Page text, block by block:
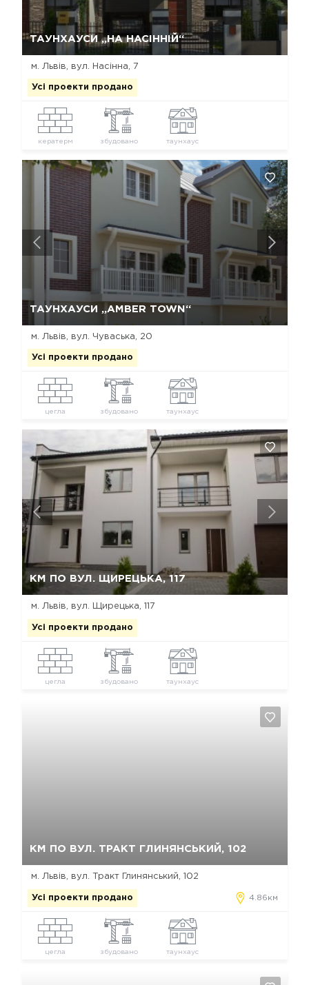
ТАУНХАУСИ „НА НАСІННІЙ“
м. Львів, вул. Насінна, 7
Усі проекти продано
кератерм збудовано таунхаус
Так, видалити Відміна
ТАУНХАУСИ „AMBER TOWN“
м. Львів, вул. Чуваська, 20
Усі проекти продано
цегла збудовано таунхаус
Відміна
КМ ПО ВУЛ. ЩИРЕЦЬКА, 117
м. Львів, вул. Щирецька, 117
Усі проекти продано
цегла збудовано таунхаус
Так, видалити
КМ ПО ВУЛ. ТРАКТ ГЛИНЯНСЬКИЙ, 102
м. Львів, вул. Тракт Глинянський, 102
Усі проекти продано 4.86км
цегла збудовано таунхаус